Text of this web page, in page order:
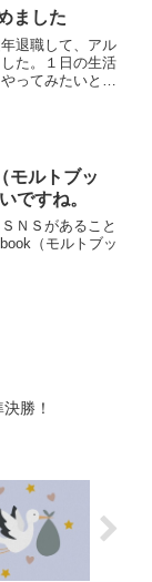
衛隊によると、
ました
退職して、アル
た。１日の生活
ってみたいと思
ら...
モルトブッ
ですね。
ＮＳがあること
（モルトブッ
勝！